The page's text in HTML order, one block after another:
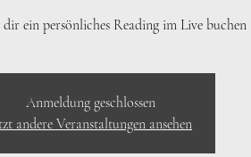
ein persönliches Reading im Live buchen
Anmeldung geschlossen
andere Veranstaltungen ansehen